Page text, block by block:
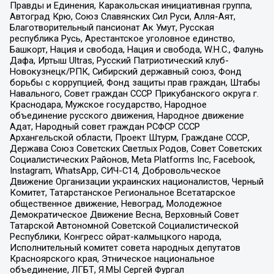
Правды и Единения, Каракольская инициативная группа,
Автоград Крю, Союз Славянских Сил Руси, Алля-Аят,
Благотворительный пансионат Ак Умут, Русская
республика Русь, Арестантское уголовное единство,
Башкорт, Нация и свобода, Нация и свобода, W.H.С., Фалунь
Дафа, Иртыш Ultras, Русский Патриотический клуб-
Новокузнецк/РПК, Сибирский державный союз, Фонд
борьбы с коррупцией, Фонд защиты прав граждан, Штабы
Навального, Совет граждан СССР Прикубанского округа г.
Краснодара, Мужское государство, Народное
объединение русского движения, Народное движение
Адат, Народный совет граждан РСФСР СССР
Архангельской области, Проект Штурм, Граждане СССР,
Держава Союз Советских Светлых Родов, Совет Советских
Социалистических Районов, Meta Platforms Inc, Facebook,
Instagram, WhatsApp, СИЧ-С14, Добровольческое
Движение Организации украинских националистов, Черный
Комитет, Татарстанское Региональное Всетатарское
общественное движение, Невоград, Молодежное
Демократическое Движение Весна, Верховный Совет
Татарской Автономной Советской Социалистической
Республики, Конгресс ойрат-калмыцкого народа,
Исполнительный комитет совета народных депутатов
Красноярского края, Этническое национальное
объединение, ЛГБТ, Я.МЫ Сергей Фургал